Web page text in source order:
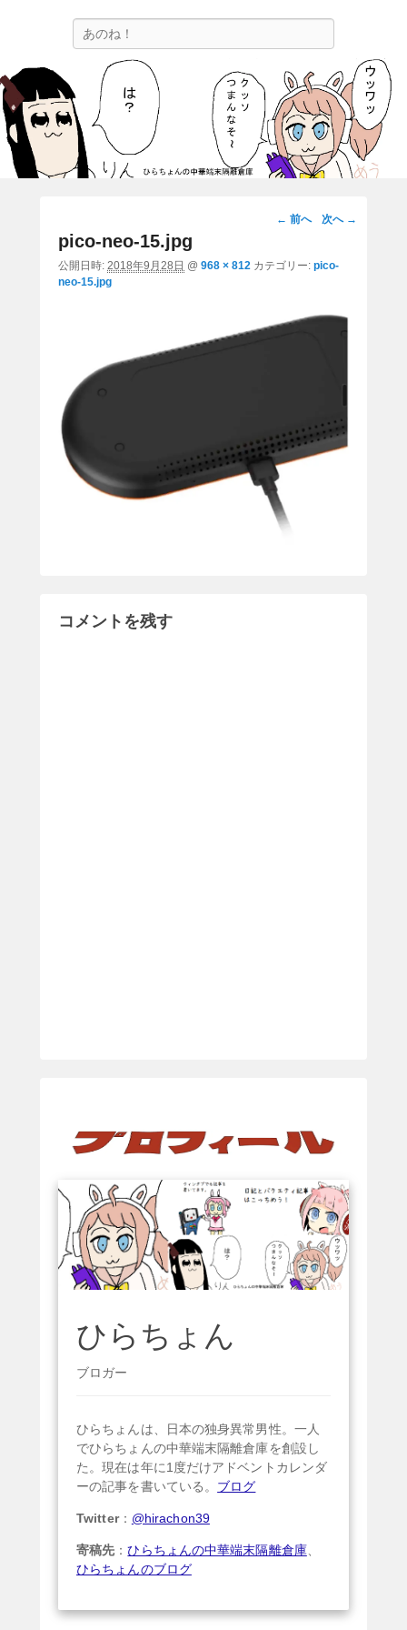
ひらちょんの中華端末隔離倉庫
ほたがページ上部にある検索バーを消してくれたサイトです。
画
ナ
← 前へ 次へ →
pico-neo-15.jpg
公開日時: 2018年9月28日 @ 968 × 812 カテゴリー: pico-
neo-15.jpg
コメントを残す
ひらちょん
ブロガー
ひらちょんは、日本の独身異常男性。一人
でひらちょんの中華端末隔離倉庫を創設し
た。現在は年に1度だけアドベントカレンダ
ーの記事を書いている。 ブログ
Twitter： @hirachon39
寄稿先 ：ひらちょんの中華端末隔離倉庫、
ひらちょんのブログ